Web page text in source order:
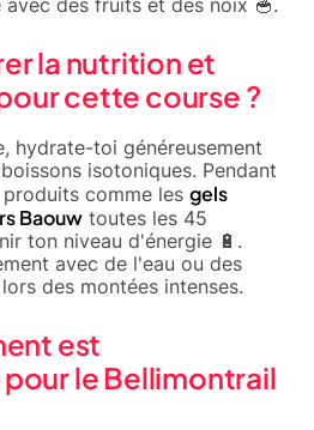
la nutrition et
cette course ?
hydrate-toi généreusement
isotoniques. Pendant
comme les gels
Baouw toutes les 45
ton niveau d'énergie 🔋.
avec de l'eau ou des
des montées intenses.
est
le Bellimontrail